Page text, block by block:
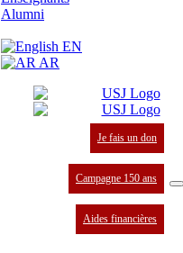
Alumni
EN
AR
Je fais un don
Campagne 150 ans
Aides financières